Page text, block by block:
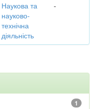
Наукова та
науково-
технічна
діяльність
-
1